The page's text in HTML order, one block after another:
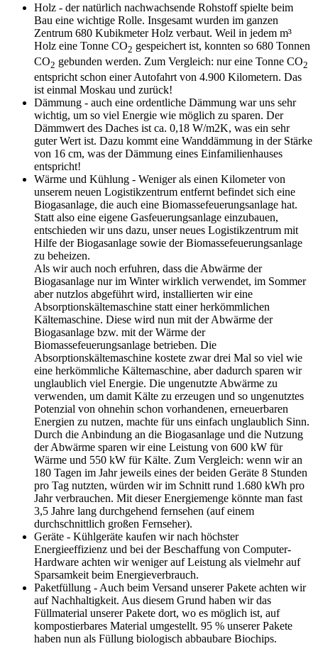
Holz - der natürlich nachwachsende Rohstoff spielte beim
Bau eine wichtige Rolle. Insgesamt wurden im ganzen
Zentrum 680 Kubikmeter Holz verbaut. Weil in jedem m³
Holz eine Tonne CO2 gespeichert ist, konnten so 680 Tonnen
CO2 gebunden werden. Zum Vergleich: nur eine Tonne CO2
entspricht schon einer Autofahrt von 4.900 Kilometern. Das
ist einmal Moskau und zurück!
Dämmung - auch eine ordentliche Dämmung war uns sehr
wichtig, um so viel Energie wie möglich zu sparen. Der
Dämmwert des Daches ist ca. 0,18 W/m2K, was ein sehr
guter Wert ist. Dazu kommt eine Wanddämmung in der Stärke
von 16 cm, was der Dämmung eines Einfamilienhauses
entspricht!
Wärme und Kühlung - Weniger als einen Kilometer von
unserem neuen Logistikzentrum entfernt befindet sich eine
Biogasanlage, die auch eine Biomassefeuerungsanlage hat.
Statt also eine eigene Gasfeuerungsanlage einzubauen,
entschieden wir uns dazu, unser neues Logistikzentrum mit
Hilfe der Biogasanlage sowie der Biomassefeuerungsanlage
zu beheizen.
Als wir auch noch erfuhren, dass die Abwärme der
Biogasanlage nur im Winter wirklich verwendet, im Sommer
aber nutzlos abgeführt wird, installierten wir eine
Absorptionskältemaschine statt einer herkömmlichen
Kältemaschine. Diese wird nun mit der Abwärme der
Biogasanlage bzw. mit der Wärme der
Biomassefeuerungsanlage betrieben. Die
Absorptionskältemaschine kostete zwar drei Mal so viel wie
eine herkömmliche Kältemaschine, aber dadurch sparen wir
unglaublich viel Energie. Die ungenutzte Abwärme zu
verwenden, um damit Kälte zu erzeugen und so ungenutztes
Potenzial von ohnehin schon vorhandenen, erneuerbaren
Energien zu nutzen, machte für uns einfach unglaublich Sinn.
Durch die Anbindung an die Biogasanlage und die Nutzung
der Abwärme sparen wir eine Leistung von 600 kW für
Wärme und 550 kW für Kälte. Zum Vergleich: wenn wir an
180 Tagen im Jahr jeweils eines der beiden Geräte 8 Stunden
pro Tag nutzten, würden wir im Schnitt rund 1.680 kWh pro
Jahr verbrauchen. Mit dieser Energiemenge könnte man fast
3,5 Jahre lang durchgehend fernsehen (auf einem
durchschnittlich großen Fernseher).
Geräte - Kühlgeräte kaufen wir nach höchster
Energieeffizienz und bei der Beschaffung von Computer-
Hardware achten wir weniger auf Leistung als vielmehr auf
Sparsamkeit beim Energieverbrauch.
Paketfüllung - Auch beim Versand unserer Pakete achten wir
auf Nachhaltigkeit. Aus diesem Grund haben wir das
Füllmaterial unserer Pakete dort, wo es möglich ist, auf
kompostierbares Material umgestellt. 95 % unserer Pakete
haben nun als Füllung biologisch abbaubare Biochips.